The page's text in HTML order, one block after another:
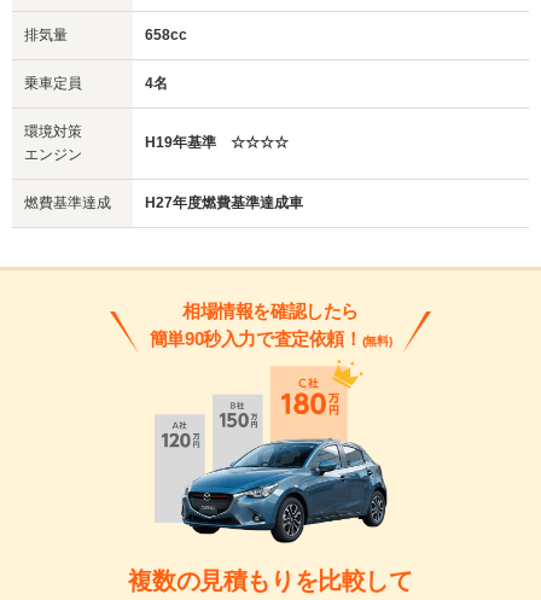
排気量 658cc
乗車定員 4名
環境対策
エンジン
H19年基準 ☆☆☆☆
燃費基準達成 H27年度燃費基準達成車
相場情報を確認したら
簡単90秒入力で査定依頼！ (無料)
複数の見積もりを比較して